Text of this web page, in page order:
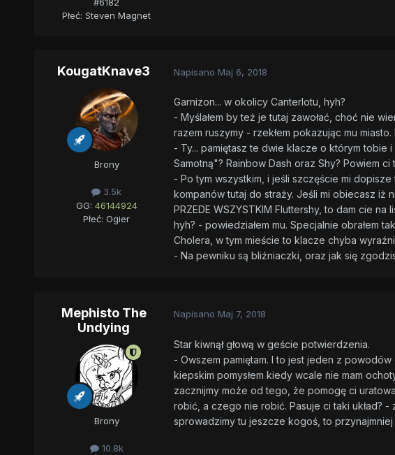
Płeć: Steven Magnet
KougatKnave3
Brony
3.5k
GG: 46144924
Płeć: Ogier
Napisano Maj 6, 2018
Garnizon... w okolicy Canterlotu, hyh?
- Myślałem by też je tutaj zawołać, choć nie
razem ruszymy - rzekłem pokazując mu miasto.
- Ty... pamiętasz te dwie klacze o którym tobie
Samotną"? Rainbow Dash oraz Shy? Powiem
- Po tym wszystkim, i jeśli szczęście mi
kompanów tutaj do straży. Jeśli mi obiecasz iż
PRZEDE WSZYSTKIM Fluttershy, to dam cie
hyh? - powiedziałem mu. Specjalnie obrałem
Cholera, w tym mieście to klacze chyba
- Na pewniku są bliźniaczki, oraz jak się
Mephisto The
Undying
Brony
10.8k
Napisano Maj 7, 2018
Star kiwnął głową w geście potwierdzenia.
- Owszem pamiętam. I to jest jeden z
kiepskim pomysłem kiedy wcale nie mam
zacznijmy może od tego, że pomogę ci
robić, a czego nie robić. Pasuje ci taki układ?
sprowadzimy tu jeszcze kogoś, to